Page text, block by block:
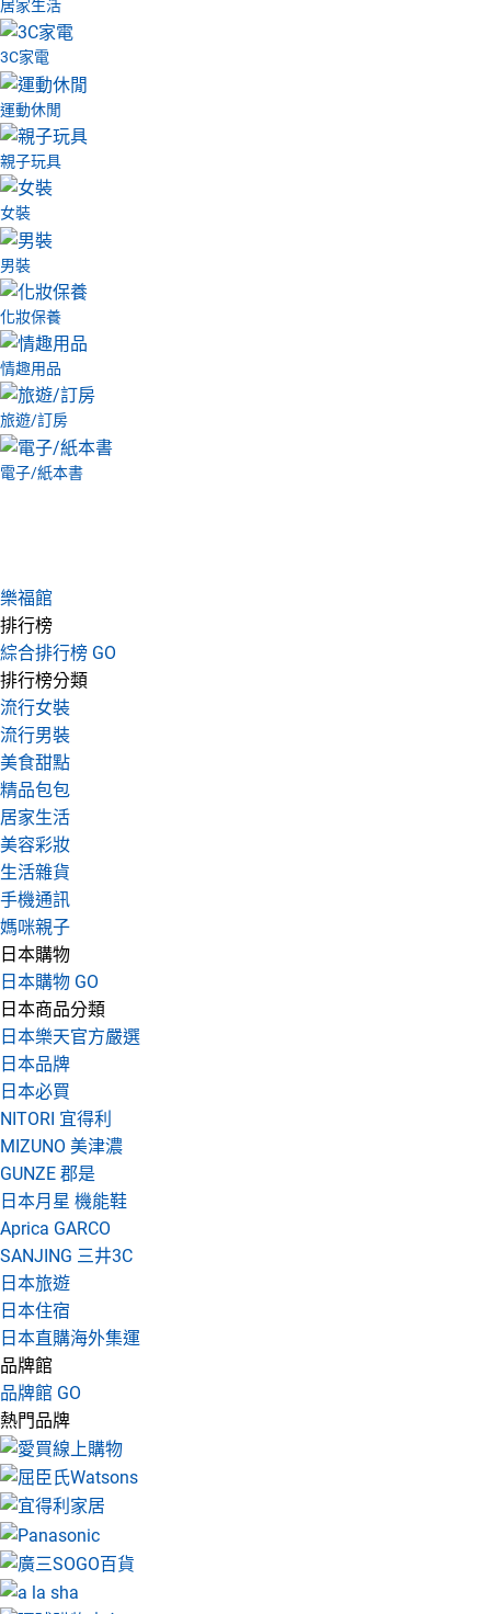
居家生活
3C家電
運動休閒
親子玩具
女裝
男裝
化妝保養
情趣用品
旅遊/訂房
電子/紙本書
樂福館
排行榜
綜合排行榜 GO
排行榜分類
流行女裝
流行男裝
美食甜點
精品包包
居家生活
美容彩妝
生活雜貨
手機通訊
媽咪親子
日本購物
日本購物 GO
日本商品分類
日本樂天官方嚴選
日本品牌
日本必買
NITORI 宜得利
MIZUNO 美津濃
GUNZE 郡是
日本月星 機能鞋
Aprica GARCO
SANJING 三井3C
日本旅遊
日本住宿
日本直購海外集運
品牌館
品牌館 GO
熱門品牌